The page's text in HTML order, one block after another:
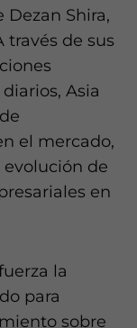
Shira,
través de sus
Asia
el mercado,
de
en
la
para
sobre